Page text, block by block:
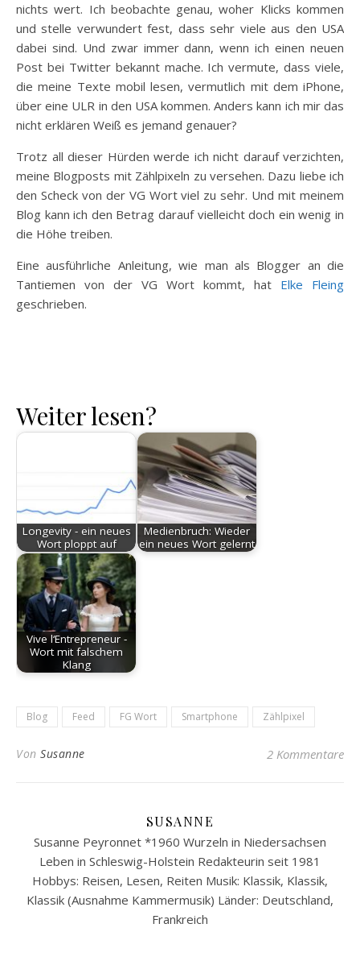
nichts wert. Ich beobachte genau, woher Klicks kommen
und stelle verwundert fest, dass sehr viele aus den USA
dabei sind. Und zwar immer dann, wenn ich einen neuen
Post bei Twitter bekannt mache. Ich vermute, dass viele,
die meine Texte mobil lesen, vermutlich mit dem iPhone,
über eine ULR in den USA kommen. Anders kann ich mir das
nicht erklären Weiß es jemand genauer?
Trotz all dieser Hürden werde ich nicht darauf verzichten,
meine Blogposts mit Zählpixeln zu versehen. Dazu liebe ich
den Scheck von der VG Wort viel zu sehr. Und mit meinem
Blog kann ich den Betrag darauf vielleicht doch ein wenig in
die Höhe treiben.
Eine ausführliche Anleitung, wie man als Blogger an die
Tantiemen von der VG Wort kommt, hat Elke Fleing
geschrieben.
Weiter lesen?
Longevity - ein neues
Wort ploppt auf
Medienbruch: Wieder
ein neues Wort gelernt
Vive l‘Entrepreneur -
Wort mit falschem
Klang
Blog Feed FG Wort Smartphone Zählpixel
Von Susanne 2 Kommentare
SUSANNE
Susanne Peyronnet *1960 Wurzeln in Niedersachsen
Leben in Schleswig-Holstein Redakteurin seit 1981
Hobbys: Reisen, Lesen, Reiten Musik: Klassik, Klassik,
Klassik (Ausnahme Kammermusik) Länder: Deutschland,
Frankreich